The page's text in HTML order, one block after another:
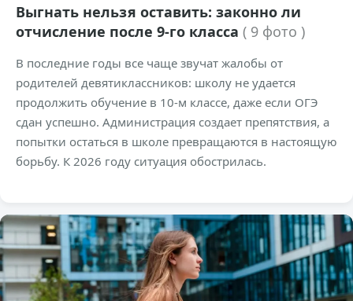
Выгнать нельзя оставить: законно ли
отчисление после 9-го класса ( 9 фото )
В последние годы все чаще звучат жалобы от
родителей девятиклассников: школу не удается
продолжить обучение в 10-м классе, даже если ОГЭ
сдан успешно. Администрация создает препятствия, а
попытки остаться в школе превращаются в настоящую
борьбу. К 2026 году ситуация обострилась.